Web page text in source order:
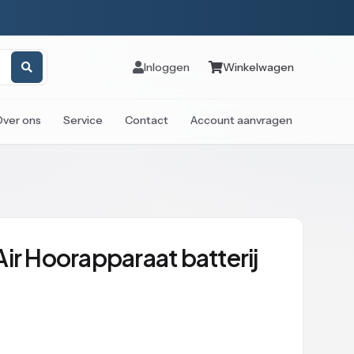
Inloggen Winkelwagen
ons Service Contact Account aanvragen
Hoorapparaat batterij